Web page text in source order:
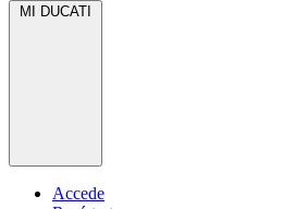
MI DUCATI
Accede